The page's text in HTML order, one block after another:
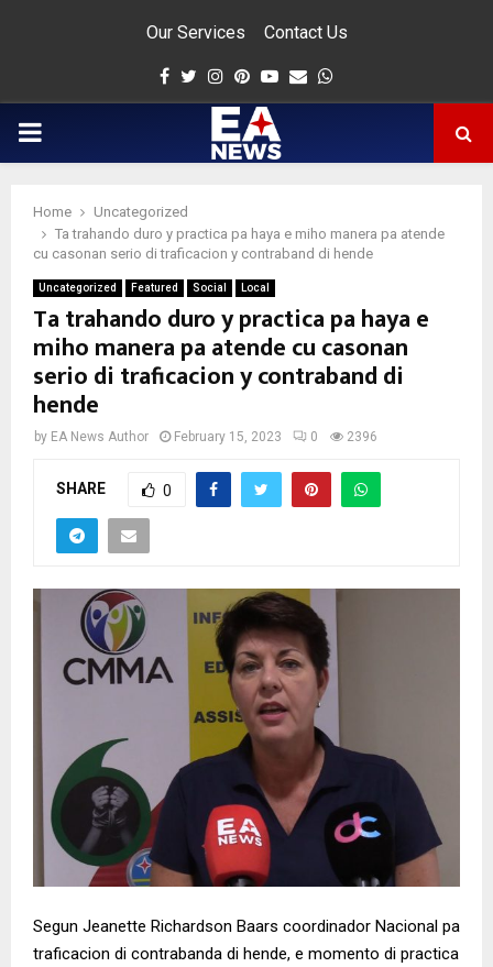
Our Services Contact Us
Facebook
Twitter
Instagram
Pinterest
Youtube
Email
PRIMARY
Home
Uncategorized
Ta trahando duro y practica pa haya e miho manera pa atende
cu casonan serio di traficacion y contraband di hende
Uncategorized Featured Social Local
Ta trahando duro y practica pa haya e
miho manera pa atende cu casonan
serio di traficacion y contraband di
hende
by EA News Author February 15, 2023 0 2396
SHARE 0
Segun Jeanette Richardson Baars coordinador Nacional pa
traficacion di contrabanda di hende, e momento di practica